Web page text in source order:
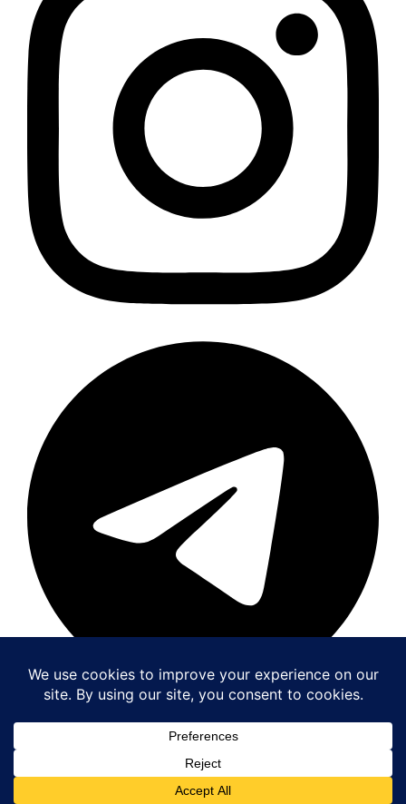
© 2026 taazasamacharhub.com• Built with
GeneratePress